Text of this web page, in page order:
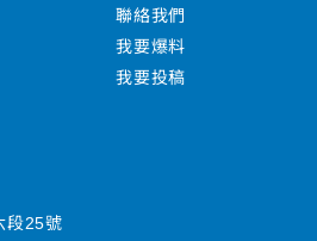
聯絡我們
我要爆料
我要投稿
段25號